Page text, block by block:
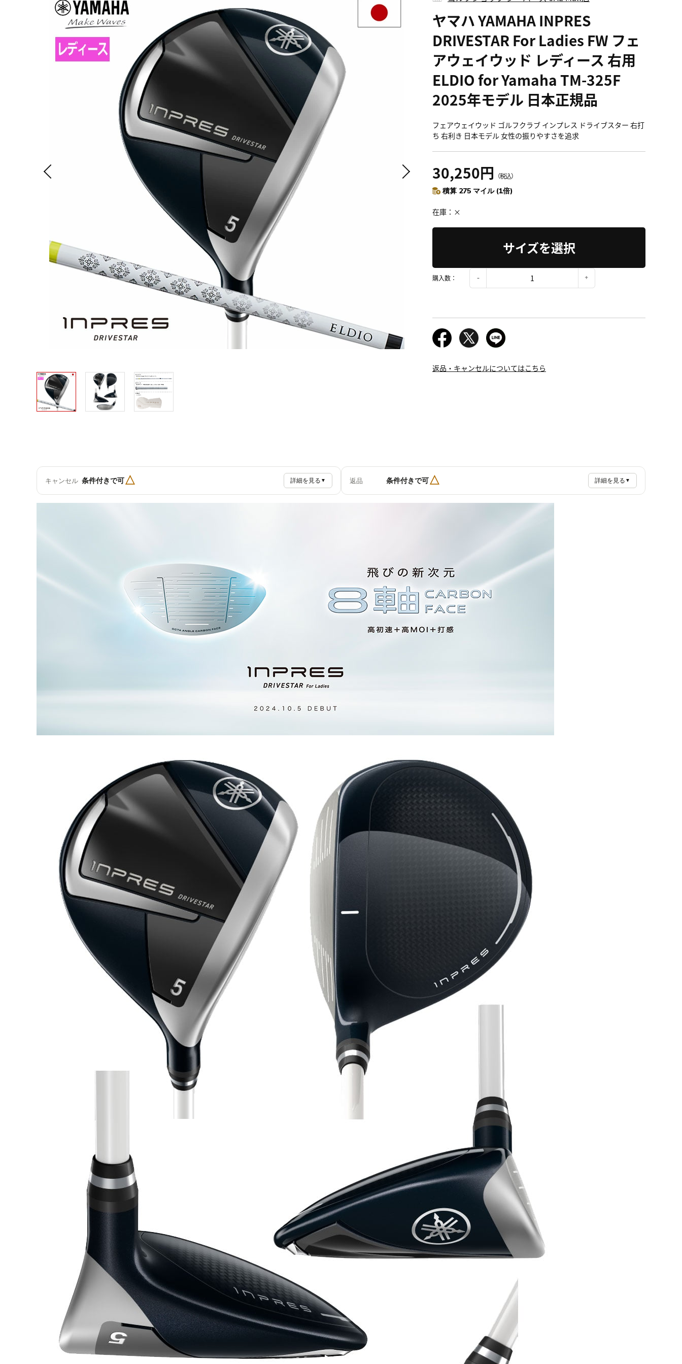
ヤマハ YAMAHA INPRES
DRIVESTAR For Ladies FW フェ
アウェイウッド レディース 右用
ELDIO for Yamaha TM-325F
2025年モデル 日本正規品
フェアウェイウッド ゴルフクラブ インプレス ドライブスター 右打
ち 右利き 日本モデル 女性の振りやすさを追求
30,250円 （税込）
積算 275 マイル (1倍)
在庫 ×
サイズを選択
購入数：
返品・キャンセルについてはこちら
キャンセル 条件付きで可△ 詳細を見る ▼ 返品 条件付きで可△ 詳細を見る ▼